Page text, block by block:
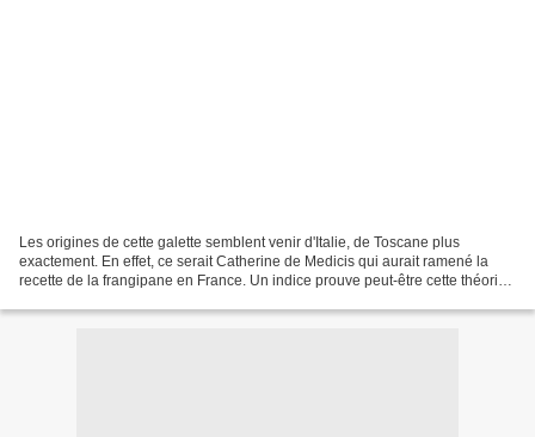
Les origines de cette galette semblent venir d'Italie, de Toscane plus
exactement. En effet, ce serait Catherine de Medicis qui aurait ramené la
recette de la frangipane en France. Un indice prouve peut-être cette théorie.